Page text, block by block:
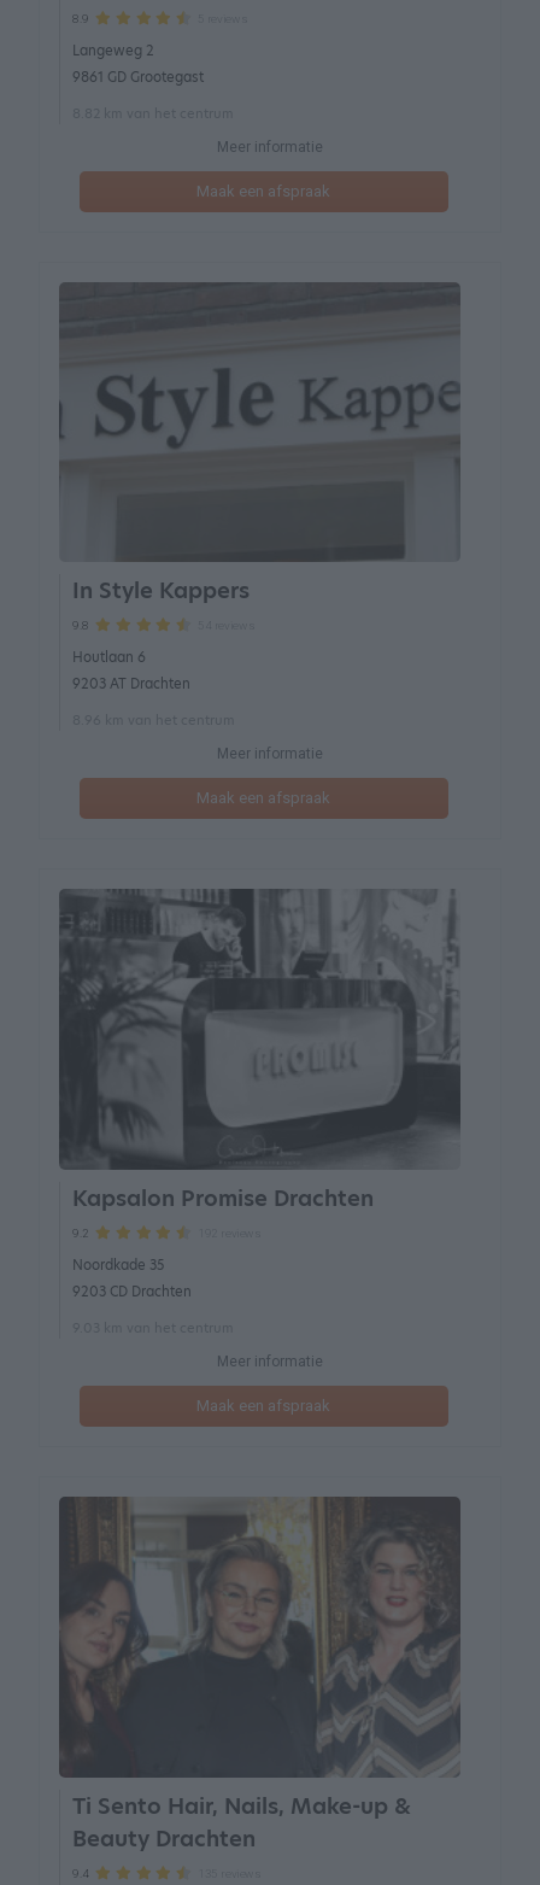
8.9
Langeweg 2
9861 GD Grootegast
Meer informatie
Maak een afspraak
In Style Kappers
9.8
Houtlaan 6
9203 AT Drachten
Meer informatie
Maak een afspraak
Kapsalon Promise Drachten
9.2
Noordkade 35
9203 CD Drachten
Meer informatie
Maak een afspraak
Ti Sento Hair, Nails, Make-up &
Beauty Drachten
9.4